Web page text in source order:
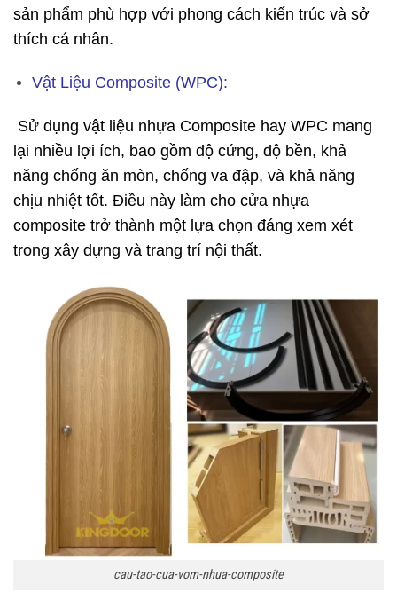
sản phẩm phù hợp với phong cách kiến trúc và sở
thích cá nhân.
Vật Liệu Composite (WPC):
Sử dụng vật liệu nhựa Composite hay WPC mang
lại nhiều lợi ích, bao gồm độ cứng, độ bền, khả
năng chống ăn mòn, chống va đập, và khả năng
chịu nhiệt tốt. Điều này làm cho cửa nhựa
composite trở thành một lựa chọn đáng xem xét
trong xây dựng và trang trí nội thất.
cau-tao-cua-vom-nhua-composite